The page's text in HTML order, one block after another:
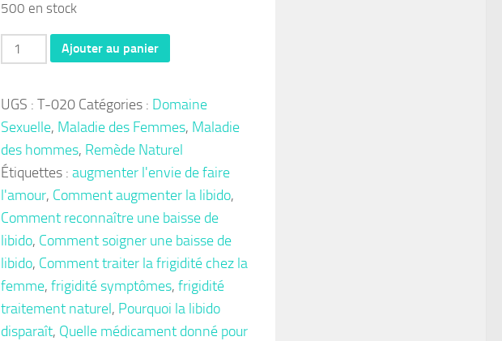
500 en stock
quantité
de
020
:
Frigidité
faiblesse
sexuelle
Libido
en
Baisse,
Remède
Naturel
Ajouter au panier
UGS : T-020 Catégories : Domaine
Sexuelle, Maladie des Femmes, Maladie
des hommes, Remède Naturel
Étiquettes : augmenter l'envie de faire
l'amour, Comment augmenter la libido,
Comment reconnaître une baisse de
libido, Comment soigner une baisse de
libido, Comment traiter la frigidité chez la
femme, frigidité symptômes, frigidité
traitement naturel, Pourquoi la libido
disparaît, Quelle médicament donné pour